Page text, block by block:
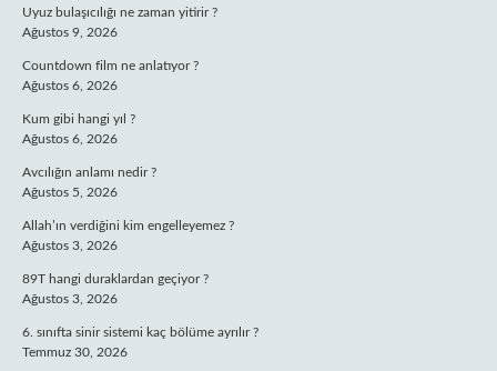
Uyuz bulaşıcılığı ne zaman yitirir ?
Ağustos 9, 2026
Countdown film ne anlatıyor ?
Ağustos 6, 2026
Kum gibi hangi yıl ?
Ağustos 6, 2026
Avcılığın anlamı nedir ?
Ağustos 5, 2026
Allah’ın verdiğini kim engelleyemez ?
Ağustos 3, 2026
89T hangi duraklardan geçiyor ?
Ağustos 3, 2026
6. sınıfta sinir sistemi kaç bölüme ayrılır ?
Temmuz 30, 2026